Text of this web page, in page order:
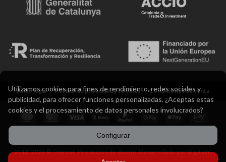
Aviso legal Política de privacidad y cookies Condiciones de venta
2012-2026 ® Oniricat. Productos de diseño. Desarrollado por Digitalm.
Utilizamos cookies para fines de rendimiento, redes sociales y
publicidad, para ofrecer funciones personalizadas. ¿Aceptas estas
cookies y el procesamiento de datos personales involucrados?
Configurar